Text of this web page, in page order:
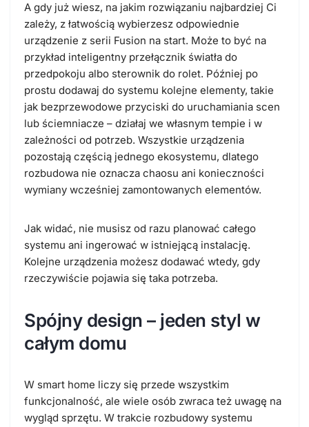
A gdy już wiesz, na jakim rozwiązaniu najbardziej Ci
zależy, z łatwością wybierzesz odpowiednie
urządzenie z serii Fusion na start. Może to być na
przykład inteligentny przełącznik światła do
przedpokoju albo sterownik do rolet. Później po
prostu dodawaj do systemu kolejne elementy, takie
jak bezprzewodowe przyciski do uruchamiania scen
lub ściemniacze – działaj we własnym tempie i w
zależności od potrzeb. Wszystkie urządzenia
pozostają częścią jednego ekosystemu, dlatego
rozbudowa nie oznacza chaosu ani konieczności
wymiany wcześniej zamontowanych elementów.
Jak widać, nie musisz od razu planować całego
systemu ani ingerować w istniejącą instalację.
Kolejne urządzenia możesz dodawać wtedy, gdy
rzeczywiście pojawia się taka potrzeba.
Spójny design – jeden styl w
całym domu
W smart home liczy się przede wszystkim
funkcjonalność, ale wiele osób zwraca też uwagę na
wygląd sprzętu. W trakcie rozbudowy systemu